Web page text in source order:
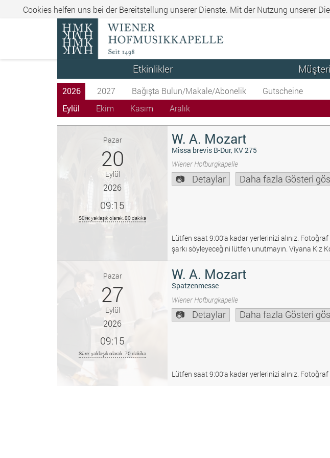
Cookies helfen uns bei der Bereitstellung unserer Dienste. Mit der Nutzung unserer
Etkinlikler
2026 2027 Bağışta Bulun/Makale/Abonelik
Gutscheine
Eylül
Ekim Kasım Aralık
Pazar
20
Eylül
2026
09:15
Süre: yaklaşık olarak. 80 dakika
W. A. Mozart
Missa brevis B-Dur, KV 275
Wiener Hofburgkapelle
Detaylar Daha fazla Gösteri
Lütfen saat 9:00’a kadar yerlerinizi alınız.
şarkı söyleyeceğini lütfen unutmayın. Viyana Kız
Pazar
27
Eylül
2026
09:15
Süre: yaklaşık olarak. 70 dakika
W. A. Mozart
Spatzenmesse
Wiener Hofburgkapelle
Detaylar Daha fazla Gösteri
Lütfen saat 9:00’a kadar yerlerinizi alınız.